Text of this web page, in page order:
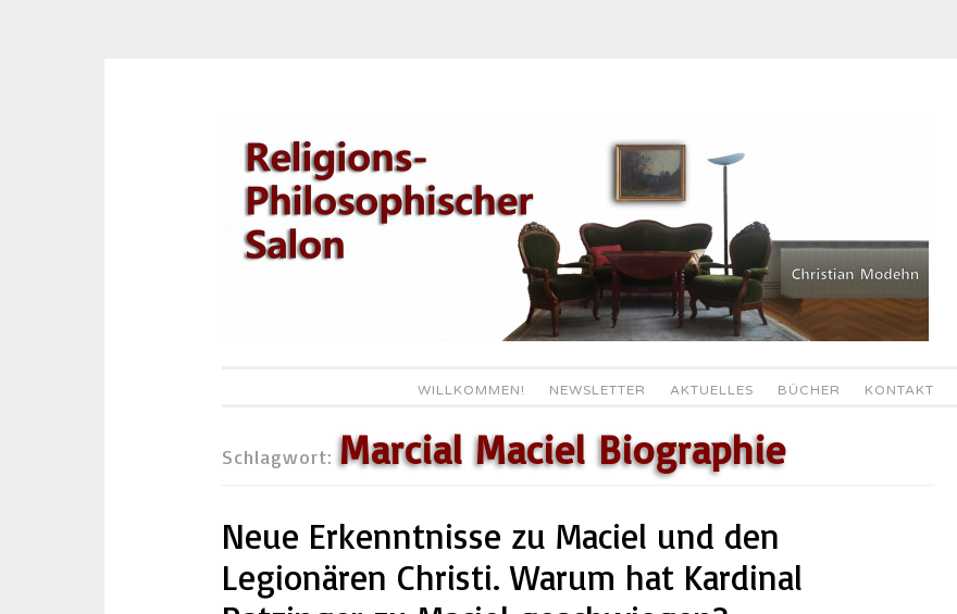
Inhalt
springen
WILLKOMMEN! NEWSLETTER AKTUELLES BÜCHER KONTAKT
Schlagwort: Marcial Maciel Biographie
Neue Erkenntnisse zu Maciel und den
Legionären Christi. Warum hat Kardinal